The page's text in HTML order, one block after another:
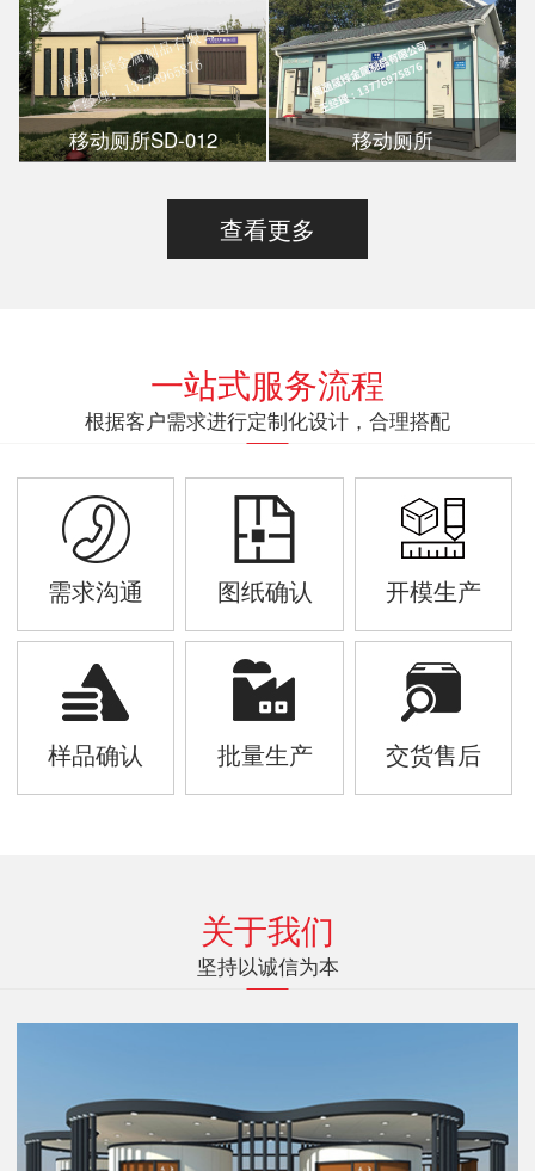
移动厕所SD-012 移动厕所
查看更多
一站式服务流程
根据客户需求进行定制化设计，合理搭配
需求沟通 图纸确认 开模生产
样品确认 批量生产 交货售后
关于我们
坚持以诚信为本